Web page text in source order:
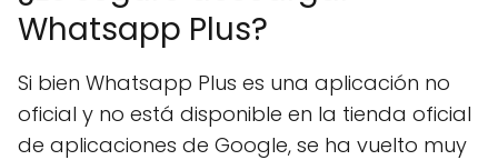
Whatsapp Plus?
Si bien Whatsapp Plus es una aplicación no
oficial y no está disponible en la tienda oficial
de aplicaciones de Google, se ha vuelto muy